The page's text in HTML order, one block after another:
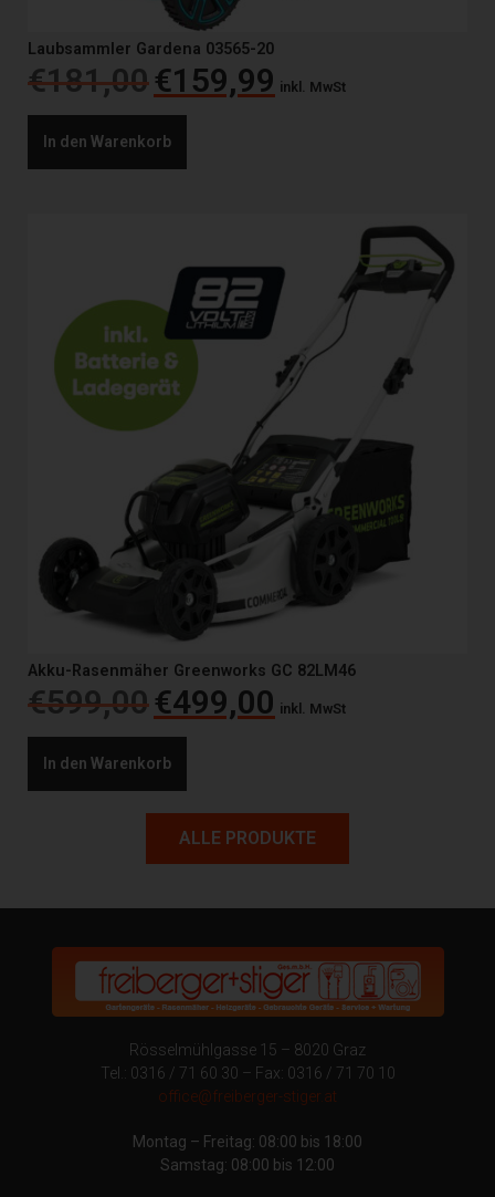
Laubsammler Gardena 03565-20
€181,00€159,99 inkl. MwSt
In den Warenkorb
Akku-Rasenmäher Greenworks GC 82LM46
€599,00€499,00 inkl. MwSt
In den Warenkorb
ALLE PRODUKTE
Rösselmühlgasse 15 – 8020 Graz
Tel.: 0316 / 71 60 30 – Fax: 0316 / 71 70 10
office@freiberger-stiger.at
Montag – Freitag: 08:00 bis 18:00
Samstag: 08:00 bis 12:00